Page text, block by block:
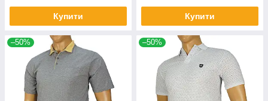
Купити Купити
–50% –50%